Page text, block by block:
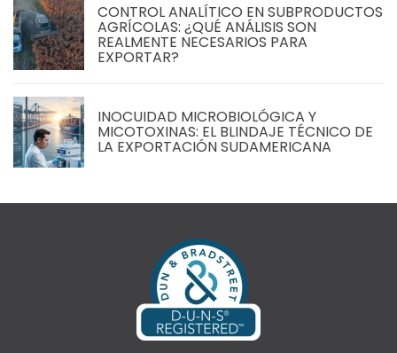
CONTROL ANALÍTICO EN SUBPRODUCTOS
AGRÍCOLAS: ¿QUÉ ANÁLISIS SON
REALMENTE NECESARIOS PARA
EXPORTAR?
INOCUIDAD MICROBIOLÓGICA Y
MICOTOXINAS: EL BLINDAJE TÉCNICO DE
LA EXPORTACIÓN SUDAMERICANA